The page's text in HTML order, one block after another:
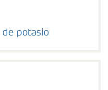
de potasio